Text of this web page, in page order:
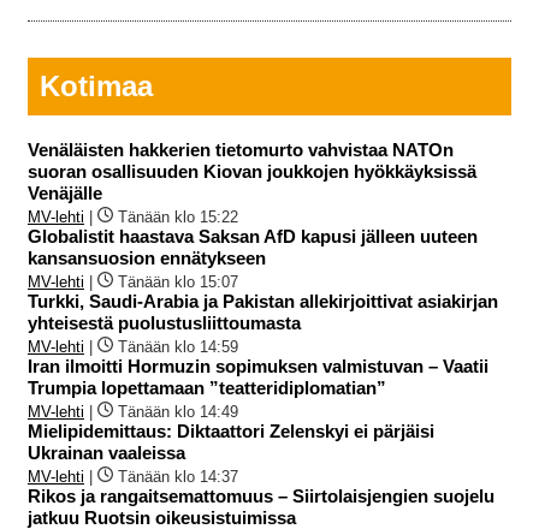
Kotimaa
Venäläisten hakkerien tietomurto vahvistaa NATOn
suoran osallisuuden Kiovan joukkojen hyökkäyksissä
Venäjälle
MV-lehti Tänään klo 15:22
Globalistit haastava Saksan AfD kapusi jälleen uuteen
kansansuosion ennätykseen
MV-lehti Tänään klo 15:07
Turkki, Saudi-Arabia ja Pakistan allekirjoittivat asiakirjan
yhteisestä puolustusliittoumasta
MV-lehti Tänään klo 14:59
Iran ilmoitti Hormuzin sopimuksen valmistuvan – Vaatii
Trumpia lopettamaan ”teatteridiplomatian”
MV-lehti Tänään klo 14:49
Mielipidemittaus: Diktaattori Zelenskyi ei pärjäisi
Ukrainan vaaleissa
MV-lehti Tänään klo 14:37
Rikos ja rangaitsemattomuus – Siirtolaisjengien suojelu
jatkuu Ruotsin oikeusistuimissa